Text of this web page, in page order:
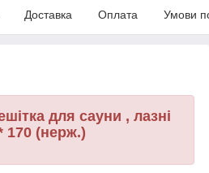
Доставка Оплата Умови
для сауни , лазні
170 (нерж.)